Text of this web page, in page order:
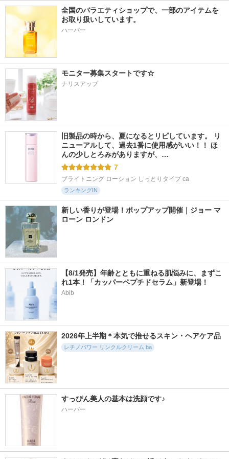
全国のバラエティショップで、一部のアイテムを
お取り扱いしています。
ハーバー
モニター募集スタートです☆
ナリスアップ
旧製品の時から、夏になるとリピしています。 リ
ニューアルして、過去1番に使用感がいい！！ ほ
んの少しとろみがありますが、…
7
ブライトニング ローション しっとりタイプ ca
ランキングIN
新しい香りが登場！ポップアップ開催｜ジョー マ
ローン ロンドン
【8/1発売】年齢とともに重ねる肌悩みに、まずこ
れ1本！「カッパーペプチドセラム」新登場！
Abib
2026年上半期＊本気で推せるスキン・ヘアケア品
レチノパワー リンクルクリーム ba
すっぴん美人の基本は洗顔です♪
ハーバー